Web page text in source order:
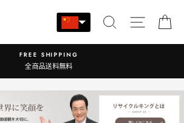
搜索 站点导航
営業時間：9:00-17:30 年中無休